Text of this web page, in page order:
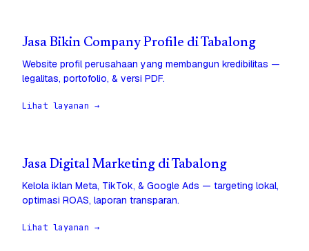
Jasa Bikin Company Profile di Tabalong
Website profil perusahaan yang membangun kredibilitas —
legalitas, portofolio, & versi PDF.
Lihat layanan →
Jasa Digital Marketing di Tabalong
Kelola iklan Meta, TikTok, & Google Ads — targeting lokal,
optimasi ROAS, laporan transparan.
Lihat layanan →